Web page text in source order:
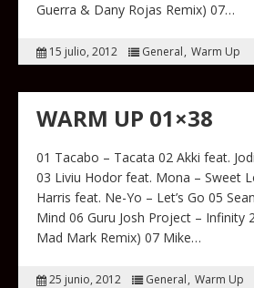
Guerra & Dany Rojas Remix) 07…
15 julio, 2012 General Warm Up
WARM UP 01×38
01 Tacabo – Tacata 02 Akki feat.
03 Liviu Hodor feat. Mona – Sweet
Harris feat. Ne-Yo – Let’s Go 05
Mind 06 Guru Josh Project – Infinity
Mad Mark Remix) 07 Mike…
25 junio, 2012 General Warm Up